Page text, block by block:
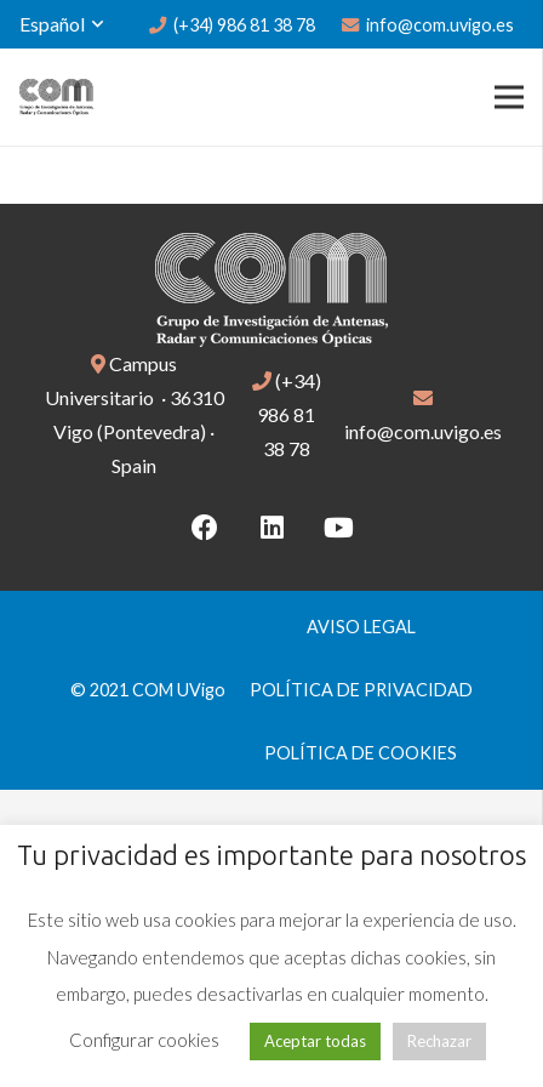
Español (+34) 986 81 38 78 info@com.uvigo.es
Campus
Universitario · 36310
Vigo (Pontevedra) ·
Spain
(+34)
986 81
38 78
info@com.uvigo.es
© 2021 COM UVigo
AVISO LEGAL
POLÍTICA DE PRIVACIDAD
POLÍTICA DE COOKIES
Tu privacidad es importante para nosotros
Este sitio web usa cookies para mejorar la experiencia de uso.
Navegando entendemos que aceptas dichas cookies, sin
embargo, puedes desactivarlas en cualquier momento.
Configurar cookies Aceptar todas Rechazar